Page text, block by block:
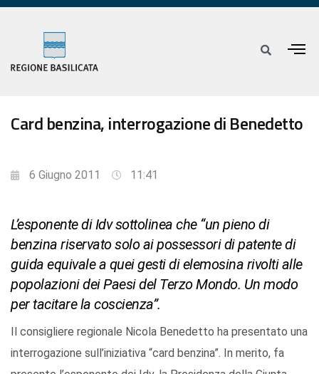
Card benzina, interrogazione di Benedetto
6 Giugno 2011 11:41
L’esponente di Idv sottolinea che “un pieno di
benzina riservato solo ai possessori di patente di
guida equivale a quei gesti di elemosina rivolti alle
popolazioni dei Paesi del Terzo Mondo. Un modo
per tacitare la coscienza”.
Il consigliere regionale Nicola Benedetto ha presentato una
interrogazione sull’iniziativa “card benzina”. In merito, fa